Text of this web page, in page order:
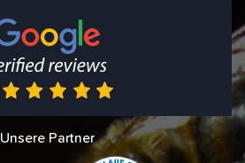
Unsere Partner